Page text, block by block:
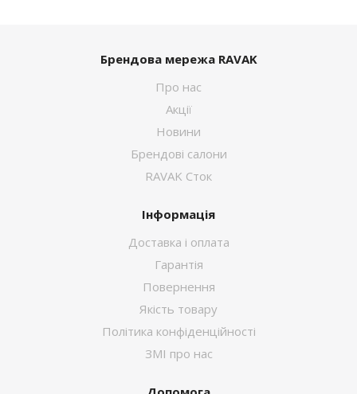
Брендова мережа RAVAK
Про нас
Акції
Новини
Брендові салони
RAVAK Сток
Інформація
Доставка і оплата
Гарантія
Повернення
Якість товару
Політика конфіденційності
ЗМІ про нас